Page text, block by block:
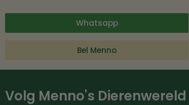
Whatsapp
Bel Menno
Volg Menno's Dierenwereld